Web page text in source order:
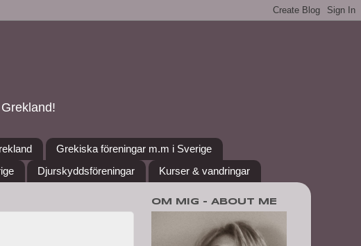
Grekiska föreningar m.m i Sverige
Djurskyddsföreningar Kurser & vandringar
OM MIG - ABOUT ME